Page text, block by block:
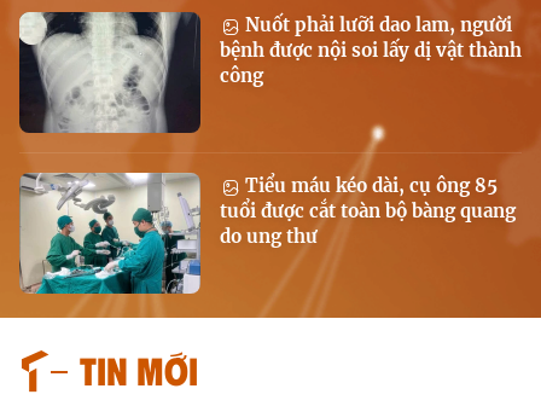
Nuốt phải lưỡi dao lam, người
bệnh được nội soi lấy dị vật thành
công
Tiểu máu kéo dài, cụ ông 85
tuổi được cắt toàn bộ bàng quang
do ung thư
Tin mới